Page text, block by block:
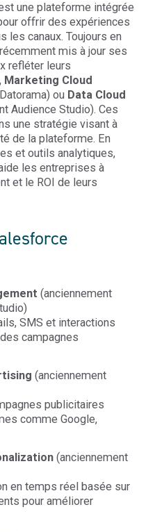
une plateforme intégrée
offrir des expériences
les canaux. Toujours en
mis à jour ses
refléter leurs
Marketing Cloud
ou Data Cloud
Audience Studio). Ces
une stratégie visant à
de la plateforme. En
et outils analytiques,
les entreprises à
et le ROI de leurs
(anciennement
SMS et interactions
campagnes
(anciennement
publicitaires
comme Google,
(anciennement
en temps réel basée sur
pour améliorer